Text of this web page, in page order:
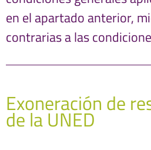
en el apartado anterior,
contrarias a las
Exoneración de
de la UNED